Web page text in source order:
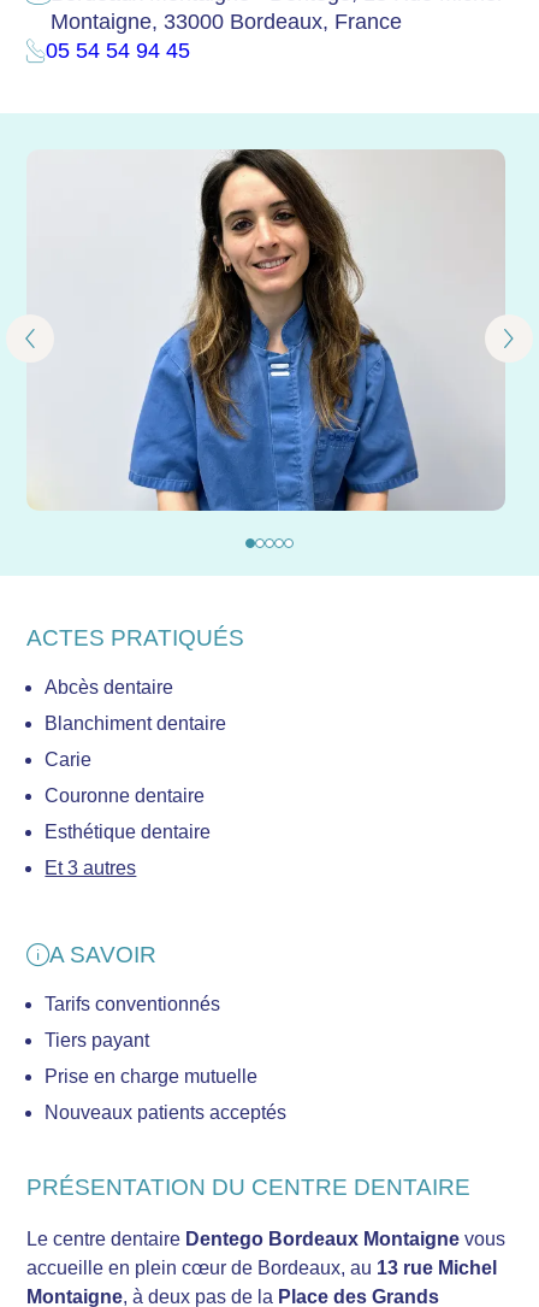
Montaigne, 33000 Bordeaux, France
05 54 54 94 45
ACTES PRATIQUÉS
Abcès dentaire
Blanchiment dentaire
Carie
Couronne dentaire
Esthétique dentaire
Et 3 autres
A SAVOIR
Tarifs conventionnés
Tiers payant
Prise en charge mutuelle
Nouveaux patients acceptés
PRÉSENTATION DU CENTRE DENTAIRE
Le centre dentaire Dentego Bordeaux Montaigne vous
accueille en plein cœur de Bordeaux, au 13 rue Michel
Montaigne, à deux pas de la Place des Grands